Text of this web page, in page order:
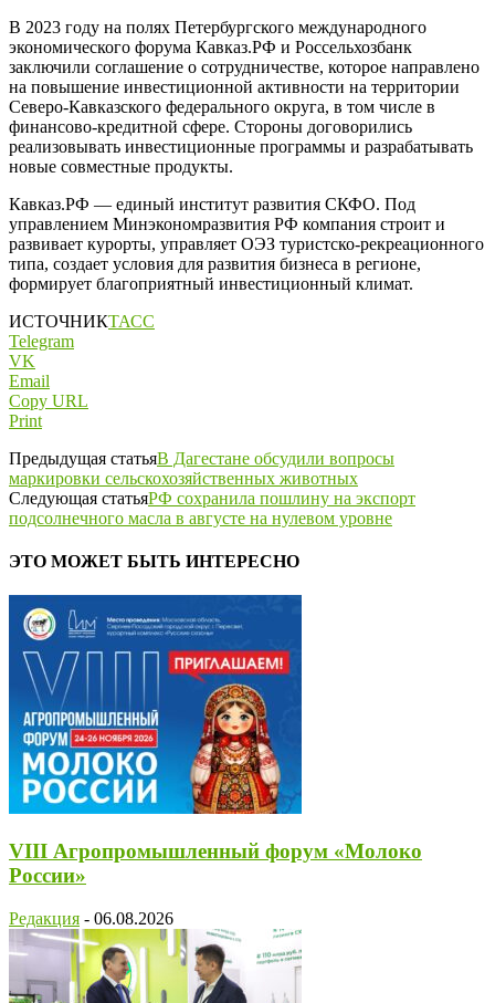
В 2023 году на полях Петербургского международного
экономического форума Кавказ.РФ и Россельхозбанк
заключили соглашение о сотрудничестве, которое направлено
на повышение инвестиционной активности на территории
Северо-Кавказского федерального округа, в том числе в
финансово-кредитной сфере. Стороны договорились
реализовывать инвестиционные программы и разрабатывать
новые совместные продукты.
Кавказ.РФ — единый институт развития СКФО. Под
управлением Минэкономразвития РФ компания строит и
развивает курорты, управляет ОЭЗ туристско-рекреационного
типа, создает условия для развития бизнеса в регионе,
формирует благоприятный инвестиционный климат.
ИСТОЧНИКТАСС
Telegram
VK
Email
Copy URL
Print
Предыдущая статьяВ Дагестане обсудили вопросы
маркировки сельскохозяйственных животных
Следующая статьяРФ сохранила пошлину на экспорт
подсолнечного масла в августе на нулевом уровне
ЭТО МОЖЕТ БЫТЬ ИНТЕРЕСНО
VIII Агропромышленный форум «Молоко
России»
Редакция - 06.08.2026